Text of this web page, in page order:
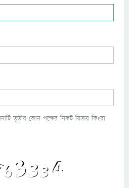
তৃতীয় কোন পক্ষের নিকট বিক্রয় কিংবা